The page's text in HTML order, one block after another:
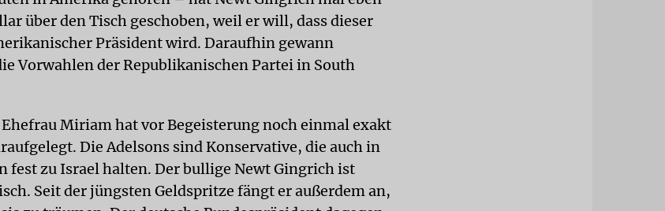
über den Tisch geschoben, weil er will, dass dieser
Präsident wird. Daraufhin gewann
Vorwahlen der Republikanischen Partei in South
Miriam hat vor Begeisterung noch einmal exakt
Die Adelsons sind Konservative, die auch in
fest zu Israel halten. Der bullige Newt Gingrich ist
Seit der jüngsten Geldspritze fängt er außerdem an,